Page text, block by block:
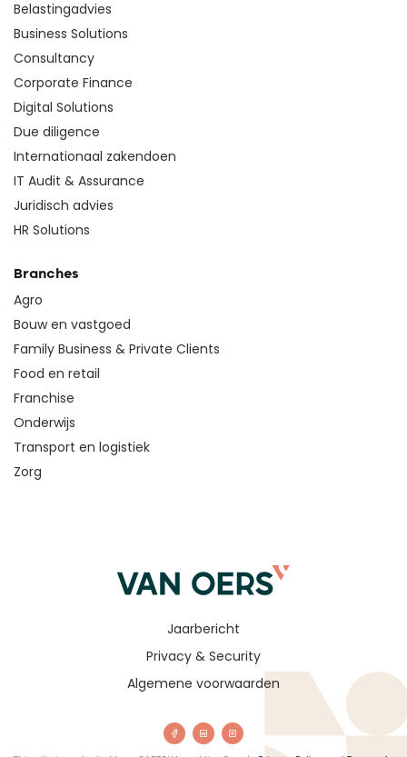
Belastingadvies
Business Solutions
Consultancy
Corporate Finance
Digital Solutions
Due diligence
Internationaal zakendoen
IT Audit & Assurance
Juridisch advies
HR Solutions
Branches
Agro
Bouw en vastgoed
Family Business & Private Clients
Food en retail
Franchise
Onderwijs
Transport en logistiek
Zorg
Algemene voorwaarden
Privacy & Security
Jaarbericht